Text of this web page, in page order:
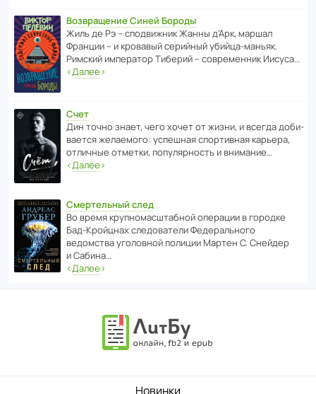
Возвращение Синей Бороды
Жиль де Рэ – спод­ви­жник Жанны д’Арк, маршал
Франции – и кровавый серийный убийца-маньяк.
Римский импе­ратор Тиберий – совре­менник Иисуса…
‹Далее›
Счет
Дин точно знает, чего хочет от жизни, и всегда доби­
ва­ется жела­е­мого: успе­шная спор­ти­вная карьера,
отли­чные отметки, попу­ля­р­ность и внимание…
‹Далее›
Смертельный след
Во время круп­но­мас­ш­та­бной операции в городке
Бад‑Крой­цнах следо­ва­тели Феде­раль­ного
ведомства уголо­вной полиции Мартен С. Снейдер
и Сабина…
‹Далее›
Новинки